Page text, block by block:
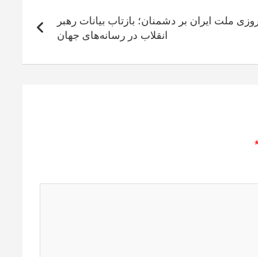
ملت ایران بر دشمنان؛ بازتاب بیانات رهبر
انقلاب در رسانه‌های جهان